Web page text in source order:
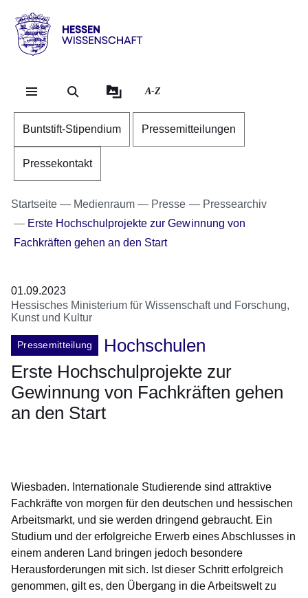
Hessen
Wissenschaft
A-Z
Buntstift-Stipendium Pressemitteilungen
Pressekontakt
Startseite Medienraum Presse
Pressearchiv
Erste Hochschulprojekte zur Gewinnung von
Fachkräften gehen an den Start
01.09.2023
Hessisches Ministerium für Wissenschaft und Forschung,
Kunst und Kultur
Pressemitteilung
Hochschulen
Erste Hochschulprojekte zur
Gewinnung von Fachkräften gehen
an den Start
Wiesbaden. Internationale Studierende sind attraktive
Fachkräfte von morgen für den deutschen und hessischen
Arbeitsmarkt, und sie werden dringend gebraucht. Ein
Studium und der erfolgreiche Erwerb eines Abschlusses in
einem anderen Land bringen jedoch besondere
Herausforderungen mit sich. Ist dieser Schritt erfolgreich
genommen, gilt es, den Übergang in die Arbeitswelt zu